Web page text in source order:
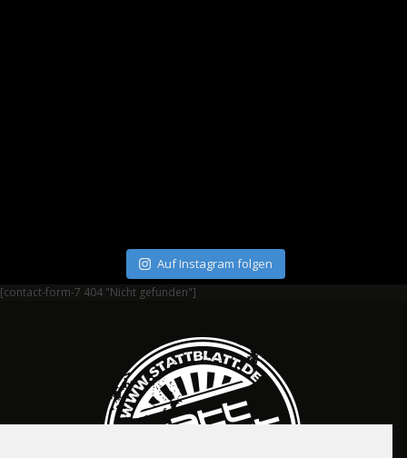
Auf Instagram folgen
[contact-form-7 404 "Nicht gefunden"]